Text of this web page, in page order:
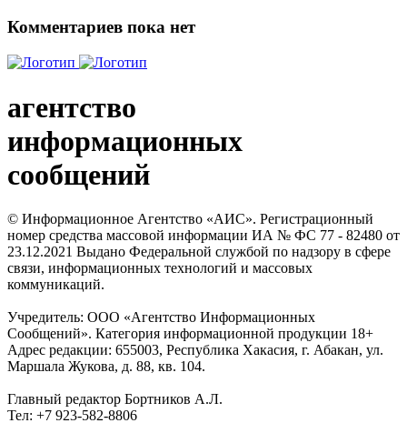
Комментариев пока нет
агентство
информационных
сообщений
© Информационное Агентство «АИС». Регистрационный
номер средства массовой информации ИА № ФС 77 - 82480 от
23.12.2021 Выдано Федеральной службой по надзору в сфере
связи, информационных технологий и массовых
коммуникаций.
Учредитель: ООО «Агентство Информационных
Сообщений». Категория информационной продукции 18+
Адрес редакции: 655003, Республика Хакасия, г. Абакан, ул.
Маршала Жукова, д. 88, кв. 104.
Главный редактор Бортников А.Л.
Тел: +7 923-582-8806